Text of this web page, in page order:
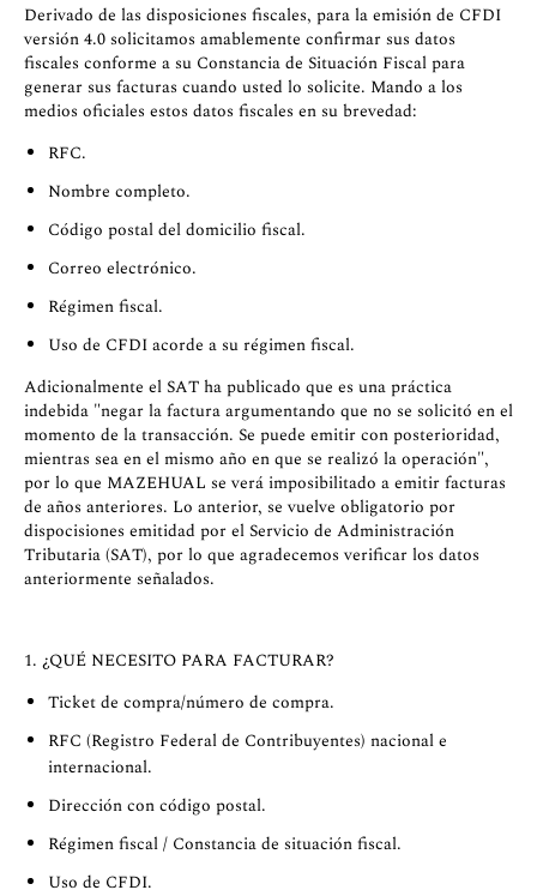
Derivado de las disposiciones fiscales, para la emisión de CFDI
versión 4.0 solicitamos amablemente confirmar sus datos
fiscales conforme a su Constancia de Situación Fiscal para
generar sus facturas cuando usted lo solicite. Mando a los
medios oficiales estos datos fiscales en su brevedad:
RFC.
Nombre completo.
Código postal del domicilio fiscal.
Correo electrónico.
Régimen fiscal.
Uso de CFDI acorde a su régimen fiscal.
Adicionalmente el SAT ha publicado que es una práctica
indebida "negar la factura argumentando que no se solicitó en el
momento de la transacción. Se puede emitir con posterioridad,
mientras sea en el mismo año en que se realizó la operación",
por lo que MAZEHUAL se verá imposibilitado a emitir facturas
de años anteriores. Lo anterior, se vuelve obligatorio por
dispocisiones emitidad por el Servicio de Administración
Tributaria (SAT), por lo que agradecemos verificar los datos
anteriormente señalados.
1. ¿QUÉ NECESITO PARA FACTURAR?
Ticket de compra/número de compra.
RFC (Registro Federal de Contribuyentes) nacional e
internacional.
Dirección con código postal.
Régimen fiscal / Constancia de situación fiscal.
Uso de CFDI.